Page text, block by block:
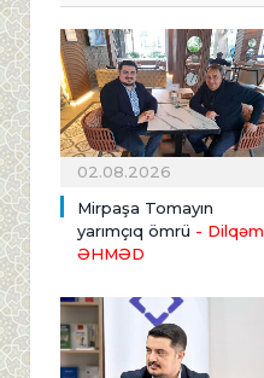
02.08.2026
Mirpaşa Tomayın
yarımçıq ömrü - Dilqəm
ƏHMƏD